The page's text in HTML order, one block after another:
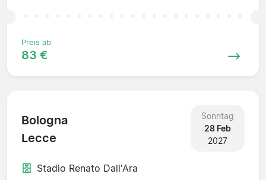
Preis ab
83 €
Bologna
Lecce
Sonntag
28 Feb
2027
Stadio Renato Dall'Ara